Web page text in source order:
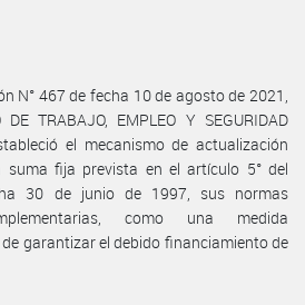
N° 467 de fecha 10 de agosto de 2021,
TRABAJO, EMPLEO Y SEGURIDAD
el mecanismo de actualización
fija prevista en el artículo 5° del
30 de junio de 1997, sus normas
como una medida
garantizar el debido financiamiento de